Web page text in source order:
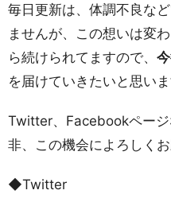
毎日更新は、体調不良な
ませんが、この想いは変
ら続けられてますので、
を届けていきたいと思いま
Twitter、Facebookペー
非、この機会によろしくお
◆Twitter